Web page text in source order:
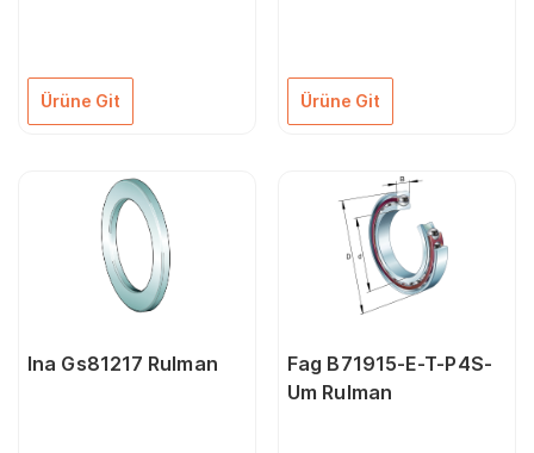
Ürüne Git Ürüne Git
Ina Gs81217 Rulman
Fag B71915-E-T-P4S-
Um Rulman